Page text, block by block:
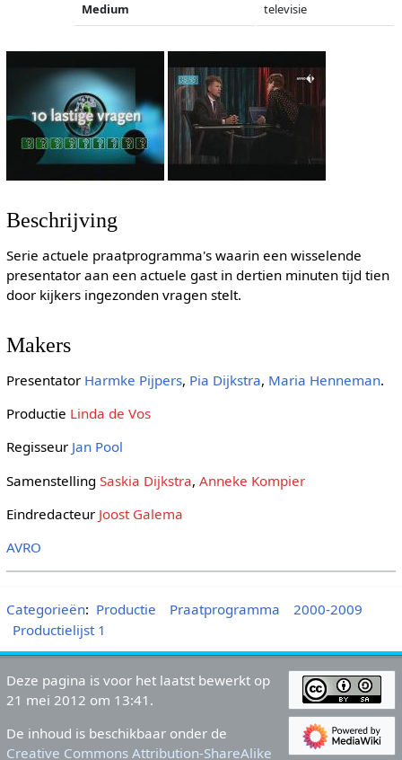
Medium televisie
Beschrijving
Serie actuele praatprogramma's waarin een wisselende
presentator aan een actuele gast in dertien minuten tijd tien
door kijkers ingezonden vragen stelt.
Makers
Presentator Harmke Pijpers, Pia Dijkstra, Maria Henneman.
Productie Linda de Vos
Regisseur Jan Pool
Samenstelling Saskia Dijkstra, Anneke Kompier
Eindredacteur Joost Galema
AVRO
Categorieën: Productie Praatprogramma
2000-2009
Productielijst 1
Deze pagina is voor het laatst bewerkt op
21 mei 2012 om 13:41.
De inhoud is beschikbaar onder de
Creative Commons Attribution-ShareAlike